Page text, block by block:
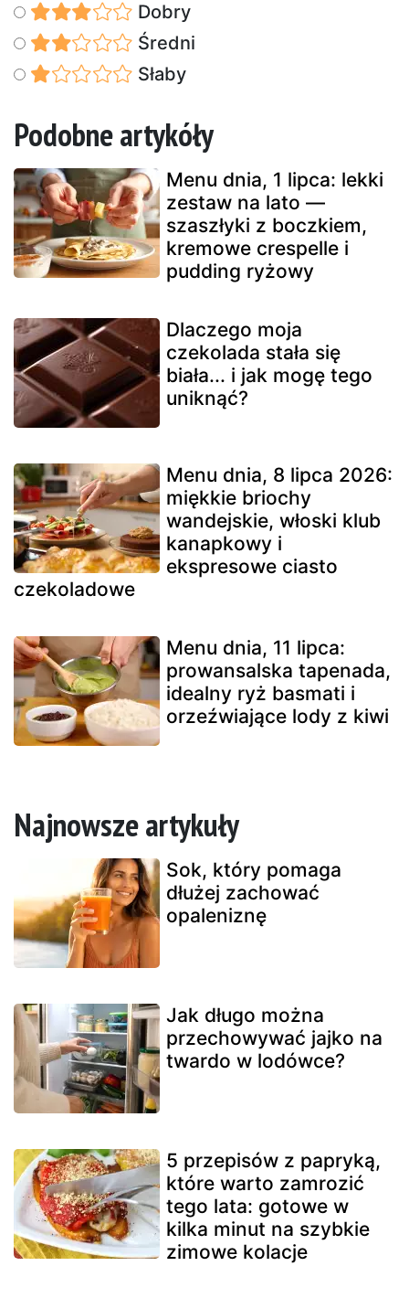
Dobry
Średni
Słaby
Podobne artykóły
Menu dnia, 1 lipca: lekki
zestaw na lato —
szaszłyki z boczkiem,
kremowe crespelle i
pudding ryżowy
Dlaczego moja
czekolada stała się
biała... i jak mogę tego
uniknąć?
Menu dnia, 8 lipca 2026:
miękkie briochy
wandejskie, włoski klub
kanapkowy i
ekspresowe ciasto
czekoladowe
Menu dnia, 11 lipca:
prowansalska tapenada,
idealny ryż basmati i
orzeźwiające lody z kiwi
Najnowsze artykuły
Sok, który pomaga
dłużej zachować
opaleniznę
Jak długo można
przechowywać jajko na
twardo w lodówce?
5 przepisów z papryką,
które warto zamrozić
tego lata: gotowe w
kilka minut na szybkie
zimowe kolacje